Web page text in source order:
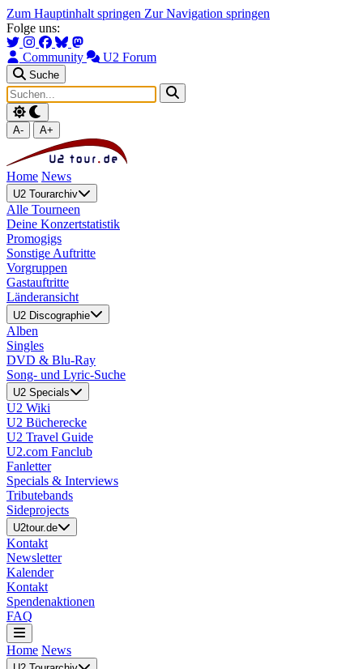
Zum Hauptinhalt springen Zur Navigation springen
Folge uns:
Community U2 Forum
Suche
A- A+
Home News
U2 Tourarchiv
Alle Tourneen
Deine Konzertstatistik
Promogigs
Sonstige Auftritte
Vorgruppen
Gastauftritte
Länderansicht
U2 Discographie
Alben
Singles
DVD & Blu-Ray
Song- und Lyric-Suche
U2 Specials
U2 Wiki
U2 Bücherecke
U2 Travel Guide
U2.com Fanclub
Fanletter
Specials & Interviews
Tributebands
Sideprojects
U2tour.de
Kontakt
Newsletter
Kalender
Kontakt
Spendenaktionen
FAQ
Home News